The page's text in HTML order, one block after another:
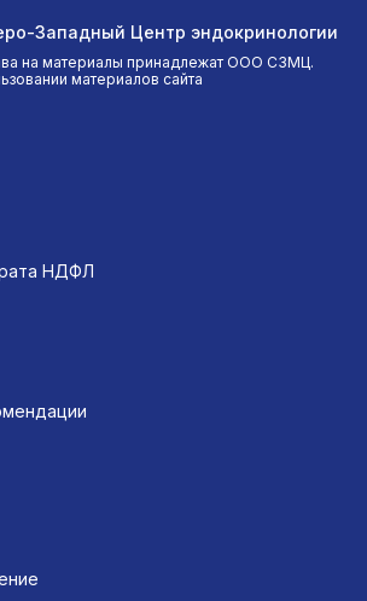
Западный Центр эндокринологии
на материалы принадлежат ООО СЗМЦ.
материалов сайта
НДФЛ